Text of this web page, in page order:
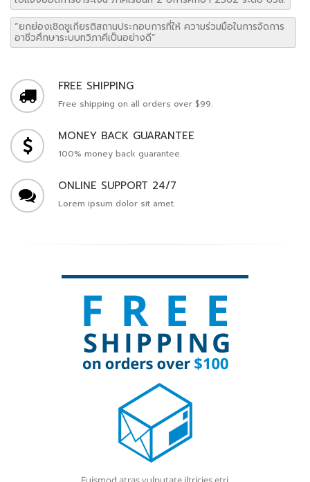
“ยกย่องเชิดชูเกียรติสถานประกอบการที่ให้ ความร่วมมือในการจัดการ
อาชีวศึกษาระบบทวิภาคีเป็นอย่างดี”
FREE SHIPPING
Free shipping on all orders over $99.
MONEY BACK GUARANTEE
100% money back guarantee.
ONLINE SUPPORT 24/7
Lorem ipsum dolor sit amet.